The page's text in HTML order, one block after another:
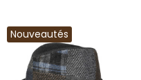
Nouveautés